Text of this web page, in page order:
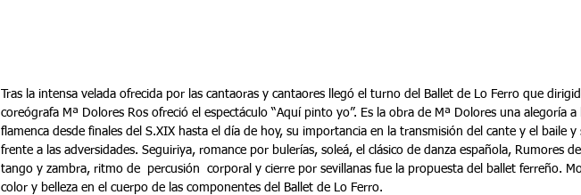
Tras la intensa velada ofrecida por las cantaoras y cantaores llegó el turno del Ballet de Lo Ferro que
coreógrafa Mª Dolores Ros ofreció el espectáculo “Aquí pinto yo”. Es la obra de Mª Dolores una alegoría
flamenca desde finales del S.XIX hasta el día de hoy, su importancia en la transmisión del cante y el baile y
frente a las adversidades. Seguiriya, romance por bulerías, soleá, el clásico de danza española, Rumores
tango y zambra, ritmo de  percusión  corporal y cierre por sevillanas fue la propuesta del ballet ferreño.
color y belleza en el cuerpo de las componentes del Ballet de Lo Ferro.